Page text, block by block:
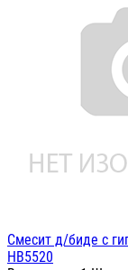
Cмесит д/биде с
HB5520